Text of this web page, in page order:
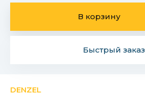
DENZEL
В корзину
Быстрый заказ